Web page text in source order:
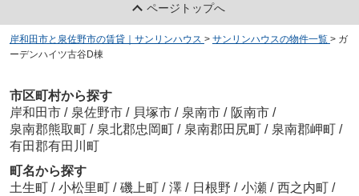
ページトップへ
岸和田市と泉佐野市の賃貸｜サンリンハウス > サンリンハウスの物件一覧 > ガ
ーデンハイツ古谷D棟
市区町村から探す
岸和田市 / 泉佐野市 / 貝塚市 / 泉南市 / 阪南市 /
泉南郡熊取町 / 泉北郡忠岡町 / 泉南郡田尻町 / 泉南郡岬町 /
有田郡有田川町
町名から探す
土生町 / 小松里町 / 磯上町 / 澤 / 日根野 / 小瀬 / 西之内町 /